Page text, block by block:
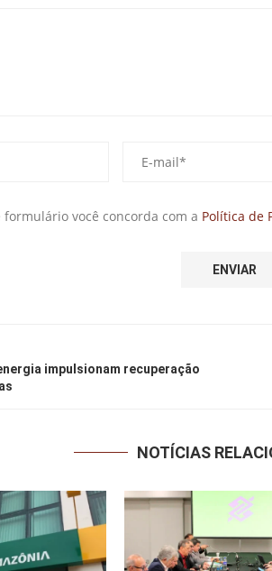
você concorda com a Política de
impulsionam recuperação
NOTÍCIAS